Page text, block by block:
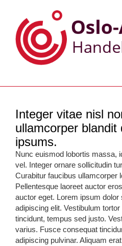
content
Integer vitae nisl
ullamcorper blandit
ipsums.
Nunc euismod lobortis massa,
vel. Integer ornare sollicitudin
Curabitur faucibus ullamcorper
Pellentesque laoreet auctor
auctor eget. Lorem ipsum
adipiscing elit. Vestibulum
tincidunt, tempus sed justo.
varius. Fusce consequat
adipiscing pulvinar. Aliquam